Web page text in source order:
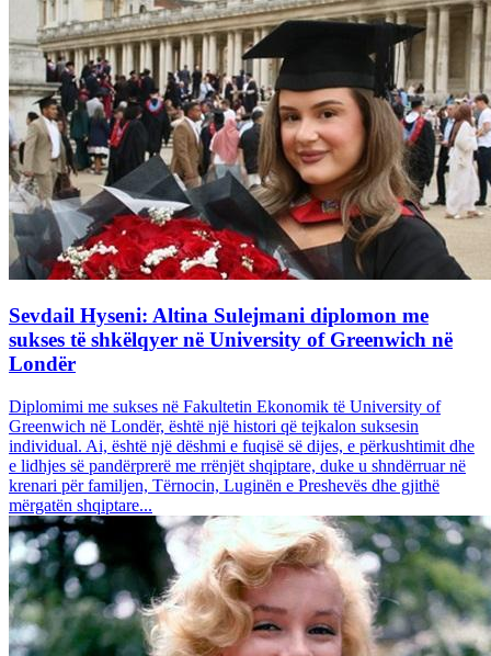
Sevdail Hyseni: Altina Sulejmani diplomon me
sukses të shkëlqyer në University of Greenwich në
Londër
Diplomimi me sukses në Fakultetin Ekonomik të University of
Greenwich në Londër, është një histori që tejkalon suksesin
individual. Ai, është një dëshmi e fuqisë së dijes, e përkushtimit dhe
e lidhjes së pandërprerë me rrënjët shqiptare, duke u shndërruar në
krenari për familjen, Tërnocin, Luginën e Preshevës dhe gjithë
mërgatën shqiptare...